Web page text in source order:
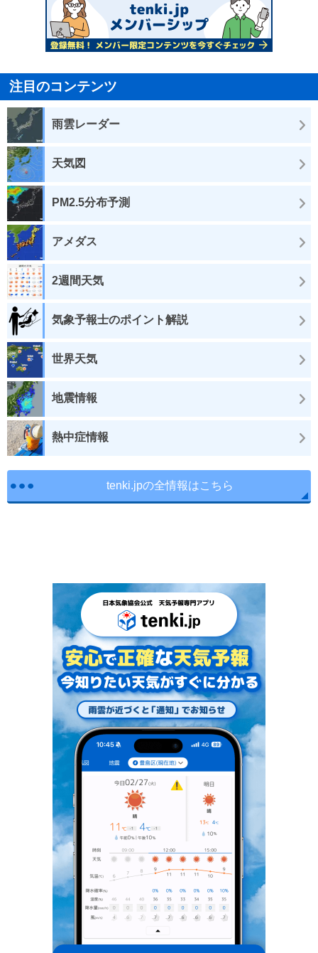
注目のコンテンツ
雨雲レーダー
天気図
PM2.5分布予測
アメダス
2週間天気
気象予報士のポイント解説
世界天気
地震情報
熱中症情報
tenki.jpの全情報はこちら